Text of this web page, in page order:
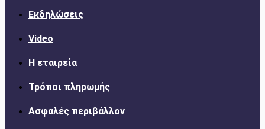
Εκδηλώσεις
Video
Η εταιρεία
Τρόποι πληρωμής
Ασφαλές περιβάλλον